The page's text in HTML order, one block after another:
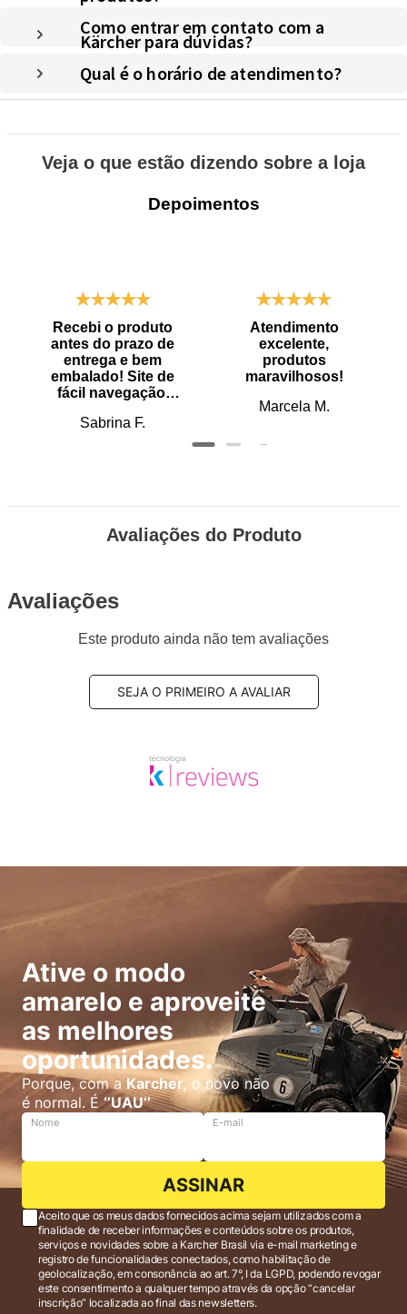
Como entrar em contato com a
Kärcher para dúvidas?
Qual é o horário de atendimento?
Veja o que estão dizendo sobre a loja
Depoimentos
Recebi o produto
antes do prazo de
entrega e bem
embalado! Site de
fácil navegação.
Sabrina F.
Atendimento
excelente,
produtos
maravilhosos!
Marcela M.
Avaliações do Produto
Avaliações
Este produto ainda não tem avaliações
SEJA O PRIMEIRO A AVALIAR
Ative o modo
amarelo e aproveite
as melhores
oportunidades.
Porque, com aKarcher, o novo não
é normal. É‘’UAU’’
Nome E-mail
ASSINAR
Aceito que os meus dados fornecidos acima sejam utilizados com a
finalidade de receber informações e conteúdos sobre os produtos,
serviços e novidades sobre a Karcher Brasil via e-mail marketing e
registro de funcionalidades conectados, como habilitação de
geolocalização, em consonância ao art. 7°, I da LGPD, podendo revogar
este consentimento a qualquer tempo através da opção “cancelar
inscrição” localizada ao final das newsletters.